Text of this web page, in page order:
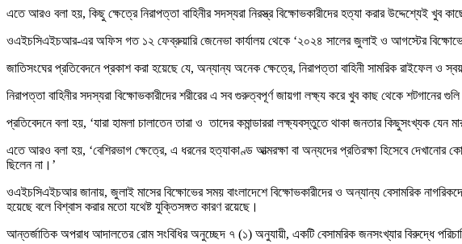
এতে আরও বলা হয়, কিছু ক্ষেত্রে নিরাপত্তা বাহিনীর সদস্যরা নিরস্ত্র বিক্ষোভকারীদের হত্যা করার উদ্দেশ্যেই খুব
ওএইচসিএইচআর-এর অফিস গত ১২ ফেব্রুয়ারি জেনেভা কার্যালয় থেকে ‘২০২৪ সালের জুলাই ও আগস্টের বিক্ষোভের
জাতিসংঘের প্রতিবেদনে প্রকাশ করা হয়েছে যে, অন্যান্য অনেক ক্ষেত্রে, নিরাপত্তা বাহিনী সামরিক রাইফেল ও
নিরাপত্তা বাহিনীর সদস্যরা বিক্ষোভকারীদের শরীরের এ সব গুরুত্বপূর্ণ জায়গা লক্ষ্য করে খুব কাছ থেকে শটগানের
প্রতিবেদনে বলা হয়, ‘যারা হামলা চালাতেন তারা ও তাদের কমান্ডাররা লক্ষ্যবস্তুতে থাকা জনতার কিছুসংখ্যক যেন
এতে আরও বলা হয়, ‘বেশিরভাগ ক্ষেত্রে, এ ধরনের হত্যাকাণ্ড আত্মরক্ষা বা অন্যদের প্রতিরক্ষা হিসেবে দেখানোর
ছিলেন না।’
ওএইচসিএইচআর জানায়, জুলাই মাসের বিক্ষোভের সময় বাংলাদেশে বিক্ষোভকারীদের ও অন্যান্য বেসামরিক
হয়েছে বলে বিশ্বাস করার মতো যথেষ্ট যুক্তিসঙ্গত কারণ রয়েছে।
আন্তর্জাতিক অপরাধ আদালতের রোম সংবিধির অনুচ্ছেদ ৭ (১) অনুযায়ী, একটি বেসামরিক জনসংখ্যার বিরুদ্ধে